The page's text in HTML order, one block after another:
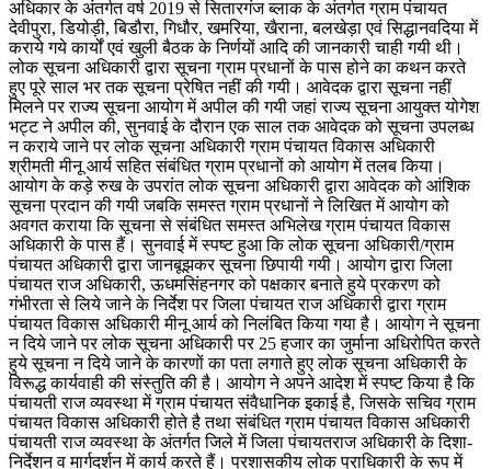
अधिकार के अंतर्गत वर्ष 2019 से सितारगंज ब्लाक के अंतर्गत ग्राम पंचायत
देवीपुरा, डियोड़ी, बिडौरा, गिधौर, खमरिया, खैराना, बलखेड़ा एवं सिद्धानवदिया में
कराये गये कार्यों एवं खुली बैठक के निर्णयों आदि की जानकारी चाही गयी थी।
लोक सूचना अधिकारी द्वारा सूचना ग्राम प्रधानों के पास होने का कथन करते
हुए पूरे साल भर तक सूचना प्रेषित नहीं की गयी। आवेदक द्वारा सूचना नहीं
मिलने पर राज्य सूचना आयोग में अपील की गयी जहां राज्य सूचना आयुक्त योगेश
भट्ट ने अपील की, सुनवाई के दौरान एक साल तक आवेदक को सूचना उपलब्ध
न कराये जाने पर लोक सूचना अधिकारी ग्राम पंचायत विकास अधिकारी
श्रीमती मीनू आर्य सहित संबंधित ग्राम प्रधानों को आयोग में तलब किया।
आयोग के कड़े रुख के उपरांत लोक सूचना अधिकारी द्वारा आवेदक को आंशिक
सूचना प्रदान की गयी जबकि समस्त ग्राम प्रधानों ने लिखित में आयोग को
अवगत कराया कि सूचना से संबंधित समस्त अभिलेख ग्राम पंचायत विकास
अधिकारी के पास हैं। सुनवाई में स्पष्ट हुआ कि लोक सूचना अधिकारी/ग्राम
पंचायत अधिकारी द्वारा जानबूझकर सूचना छिपायी गयी। आयोग द्वारा जिला
पंचायत राज अधिकारी, ऊधमसिंहनगर को पक्षकार बनाते हुये प्रकरण को
गंभीरता से लिये जाने के निर्देश पर जिला पंचायत राज अधिकारी द्वारा ग्राम
पंचायत विकास अधिकारी मीनू आर्य को निलंबित किया गया है। आयोग ने सूचना
न दिये जाने पर लोक सूचना अधिकारी पर 25 हजार का जुर्माना अधिरोपित करते
हुये सूचना न दिये जाने के कारणों का पता लगाते हुए लोक सूचना अधिकारी के
विरूद्ध कार्यवाही की संस्तुति की है। आयोग ने अपने आदेश में स्पष्ट किया है कि
पंचायती राज व्यवस्था में ग्राम पंचायत संवैधानिक इकाई है, जिसके सचिव ग्राम
पंचायत विकास अधिकारी होते है तथा संबंधित ग्राम पंचायत विकास अधिकारी
पंचायती राज व्यवस्था के अंतर्गत जिले में जिला पंचायतराज अधिकारी के दिशा-
निर्देशन व मार्गदर्शन में कार्य करते हैं। प्रशासकीय लोक प्राधिकारी के रूप में